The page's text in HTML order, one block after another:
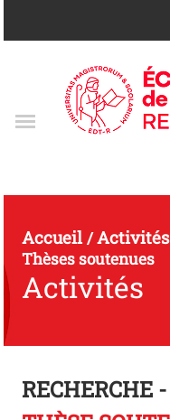
Accueil/
Thèses soutenues
Activités
RECHERCHE -